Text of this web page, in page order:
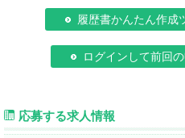
履歴書かんたん作成
ログインして前回
応募する求人情報